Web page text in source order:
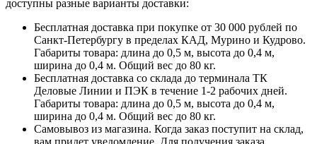
доступны разные варианты доставки:
Бесплатная доставка при покупке от 30 000 рублей по
Санкт-Петербургу в пределах КАД, Мурино и Кудрово.
Габариты товара: длина до 0,5 м, высота до 0,4 м,
ширина до 0,4 м. Общий вес до 80 кг.
Бесплатная доставка со склада до терминала ТК
Деловые Линии и ПЭК в течение 1-2 рабочих дней.
Габариты товара: длина до 0,5 м, высота до 0,4 м,
ширина до 0,4 м. Общий вес до 80 кг.
Самовывоз из магазина. Когда заказ поступит на склад,
вам придет уведомление. Для получения заказа